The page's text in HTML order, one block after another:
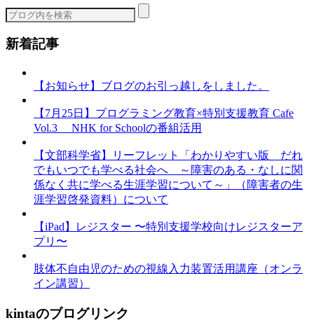
ー
新着記事
【お知らせ】ブログのお引っ越しをしました。
【7月25日】プログラミング教育×特別支援教育 Cafe
Vol.3 NHK for Schoolの番組活用
【文部科学省】リーフレット「わかりやすい版 だれ
でもいつでも学べる社会へ ～障害のある・なしに関
係なく共に学べる生涯学習について～」（障害者の生
涯学習啓発資料）について
【iPad】レジスター 〜特別支援学校向けレジスターア
プリ〜
肢体不自由児のための視線入力装置活用講座（オンラ
イン講習）
kintaのブログリンク